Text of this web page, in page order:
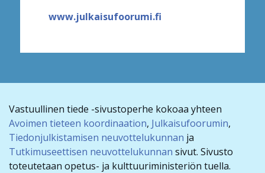
www.julkaisufoorumi.fi
Vastuullinen tiede -sivustoperhe kokoaa yhteen
Avoimen tieteen koordinaation, Julkaisufoorumin,
Tiedonjulkistamisen neuvottelukunnan ja
Tutkimuseettisen neuvottelukunnan sivut. Sivusto
toteutetaan opetus- ja kulttuuriministeriön tuella.